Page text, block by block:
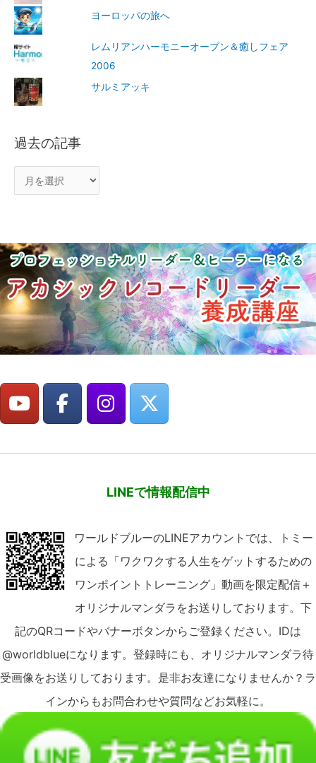
ヨーロッパの旅へ
レムリアンハーモニーオープン＆癒しフェア
2006
サルミアッキ
過去の記事
LINEで情報配信中
ワールドブルーのLINEアカウントでは、トミー
による「ワクワクする人生をゲットするための
ワンポイントトレーニング」動画を限定配信＋
オリジナルマンダラをお送りしております。下
記のQRコードやバナーボタンからご登録ください。IDは
@worldblueになります。登録時にも、オリジナルマンダラ待
受画像をお送りしております。是非お友達になりませんか？ラ
インからもお問合わせや質問などお気軽に。